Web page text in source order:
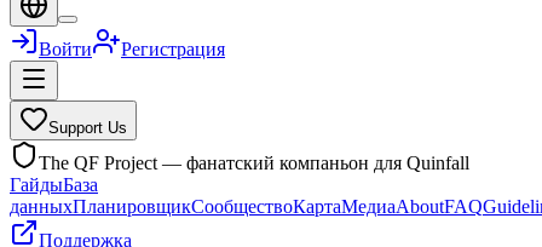
Войти Регистрация
Support Us
The QF Project — фанатский компаньон для Quinfall
ГайдыБаза
данныхПланировщикСообществоКартаМедиаAboutFAQ
Поддержка